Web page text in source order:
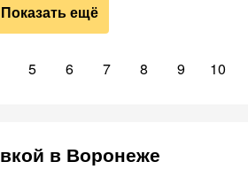
Показать ещё
5 6 7 8 9 10
в Воронеже